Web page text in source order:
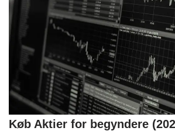
Køb Aktier for begyndere